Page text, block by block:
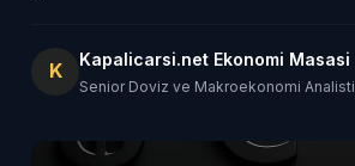
K Kapalicarsi.net Ekonomi Masasi
Senior Doviz ve Makroekonomi Analisti